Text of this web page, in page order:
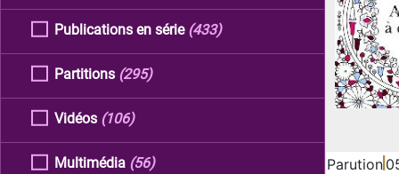
Publications en série (433)
Partitions (295)
Vidéos (106)
Multimédia (56) Parution